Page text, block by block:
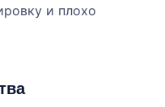
и плохо